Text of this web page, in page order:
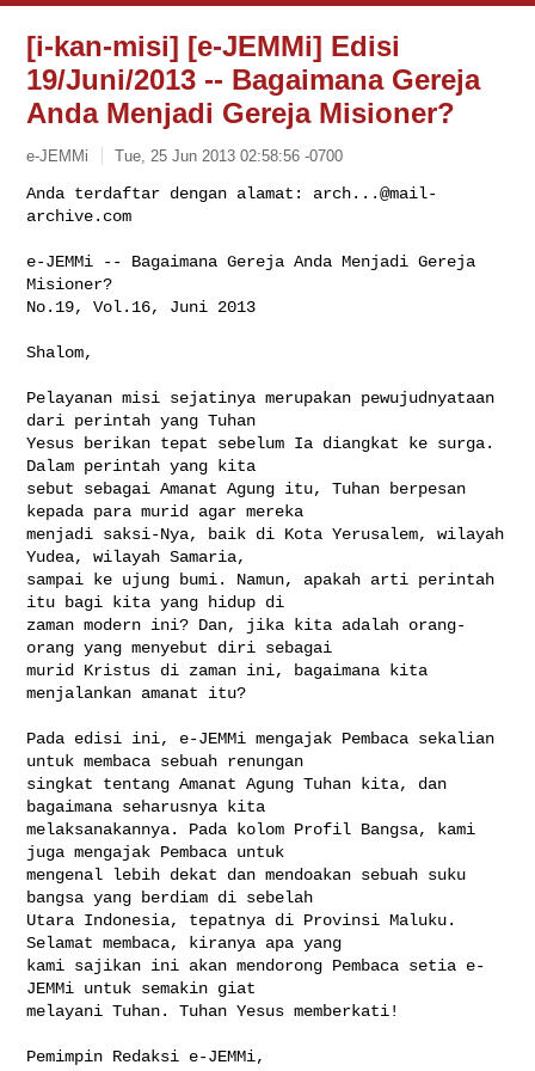
[i-kan-misi] [e-JEMMi] Edisi
19/Juni/2013 -- Bagaimana Gereja
Anda Menjadi Gereja Misioner?
e-JEMMi Tue, 25 Jun 2013 02:58:56 -0700
Anda terdaftar dengan alamat: arch...@mail-
archive.com
e-JEMMi -- Bagaimana Gereja Anda Menjadi Gereja
Misioner?
No.19, Vol.16, Juni 2013
Shalom,
Pelayanan misi sejatinya merupakan pewujudnyataan
dari perintah yang Tuhan
Yesus berikan tepat sebelum Ia diangkat ke surga.
Dalam perintah yang kita
sebut sebagai Amanat Agung itu, Tuhan berpesan
kepada para murid agar mereka
menjadi saksi-Nya, baik di Kota Yerusalem, wilayah
Yudea, wilayah Samaria,
sampai ke ujung bumi. Namun, apakah arti perintah
itu bagi kita yang hidup di
zaman modern ini? Dan, jika kita adalah orang-
orang yang menyebut diri sebagai
murid Kristus di zaman ini, bagaimana kita
menjalankan amanat itu?
Pada edisi ini, e-JEMMi mengajak Pembaca sekalian
untuk membaca sebuah renungan
singkat tentang Amanat Agung Tuhan kita, dan
bagaimana seharusnya kita
melaksanakannya. Pada kolom Profil Bangsa, kami
juga mengajak Pembaca untuk
mengenal lebih dekat dan mendoakan sebuah suku
bangsa yang berdiam di sebelah
Utara Indonesia, tepatnya di Provinsi Maluku.
Selamat membaca, kiranya apa yang
kami sajikan ini akan mendorong Pembaca setia e-
JEMMi untuk semakin giat
melayani Tuhan. Tuhan Yesus memberkati!
Pemimpin Redaksi e-JEMMi,